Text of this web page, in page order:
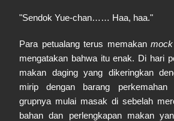
"Sendok Yue-chan…… Haa, haa."
Para petualang terus memakan
mengatakan bahwa itu enak. Di hari
makan daging yang dikeringkan
mirip dengan barang
grupnya mulai masak di sebelah
bahan dan perlengkapan makan